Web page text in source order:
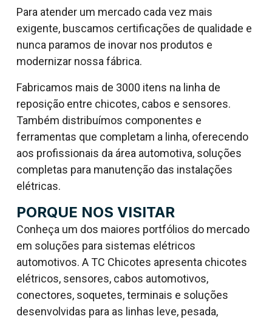
Para atender um mercado cada vez mais
exigente, buscamos certificações de qualidade e
nunca paramos de inovar nos produtos e
modernizar nossa fábrica.
Fabricamos mais de 3000 itens na linha de
reposição entre chicotes, cabos e sensores.
Também distribuímos componentes e
ferramentas que completam a linha, oferecendo
aos profissionais da área automotiva, soluções
completas para manutenção das instalações
elétricas.
PORQUE NOS VISITAR
Conheça um dos maiores portfólios do mercado
em soluções para sistemas elétricos
automotivos. A TC Chicotes apresenta chicotes
elétricos, sensores, cabos automotivos,
conectores, soquetes, terminais e soluções
desenvolvidas para as linhas leve, pesada,